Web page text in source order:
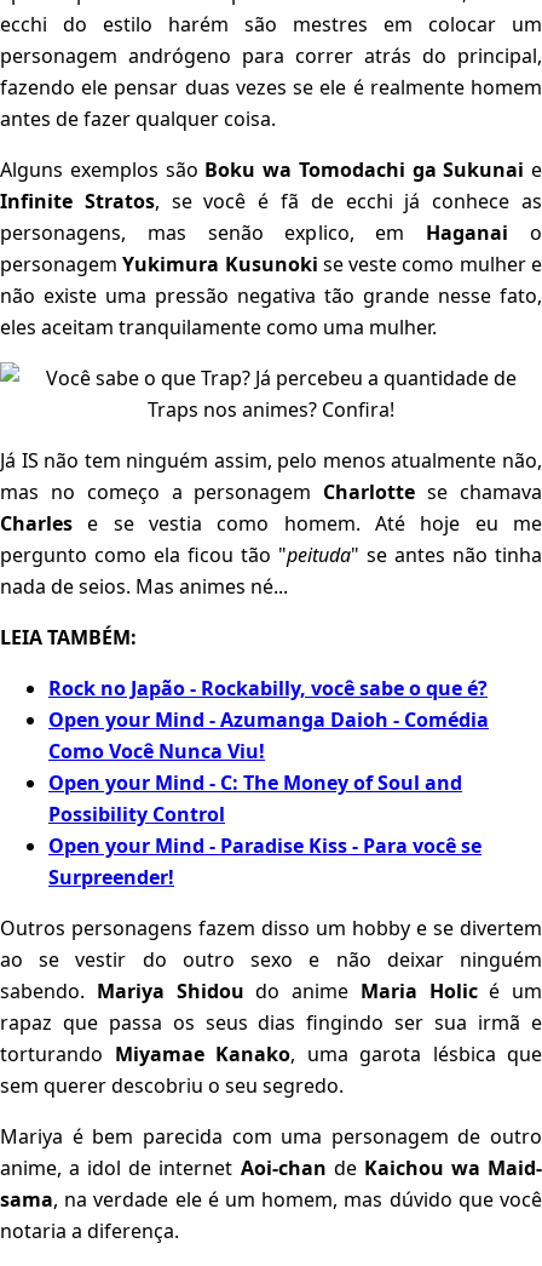
ecchi do estilo harém são mestres em colocar um
personagem andrógeno para correr atrás do principal,
fazendo ele pensar duas vezes se ele é realmente homem
antes de fazer qualquer coisa.
Alguns exemplos são Boku wa Tomodachi ga Sukunai e
Infinite Stratos, se você é fã de ecchi já conhece as
personagens, mas senão explico, em Haganai o
personagemYukimura Kusunoki se veste como mulher e
não existe uma pressão negativa tão grande nesse fato,
eles aceitam tranquilamente como uma mulher.
Já IS não tem ninguém assim, pelo menos atualmente não,
mas no começo a personagem Charlottese chamava
Charlese se vestia como homem. Até hoje eu me
pergunto como ela ficou tão "peituda" se antes não tinha
nada de seios. Mas animes né...
LEIA TAMBÉM:
Rock no Japão - Rockabilly, você sabe o que é?
Open your Mind - Azumanga Daioh - Comédia
Como Você Nunca Viu!
Open your Mind - C: The Money of Soul and
Possibility Control
Open your Mind - Paradise Kiss - Para você se
Surpreender!
Outros personagens fazem disso um hobby e se divertem
ao se vestir do outro sexo e não deixar ninguém
sabendo. Mariya Shidou do anime Maria Holicé um
rapaz que passa os seus dias fingindo ser sua irmã e
torturando Miyamae Kanako, uma garota lésbica que
sem querer descobriu o seu segredo.
Mariya é bem parecida com uma personagem de outro
anime, a idol de internet Aoi-chan de Kaichou wa Maid-
sama, na verdade ele é um homem, mas dúvido que você
notaria a diferença.